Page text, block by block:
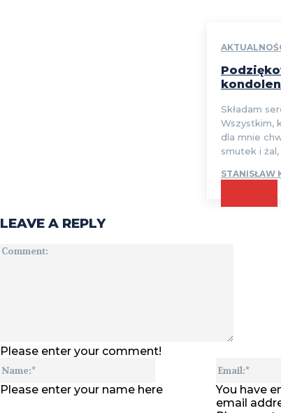
Składam
Wszystkim,
dla mnie
smutek i
STANISŁAW
LEAVE A REPLY
Please enter your comment!
Please enter your name here
You have
email